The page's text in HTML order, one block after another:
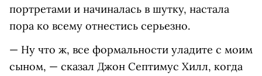
портретами и начиналась в шутку, настала
пора ко всему отнестись серьезно.
— Ну что ж, все формальности уладите с моим
сыном, — сказал Джон Септимус Хилл, когда